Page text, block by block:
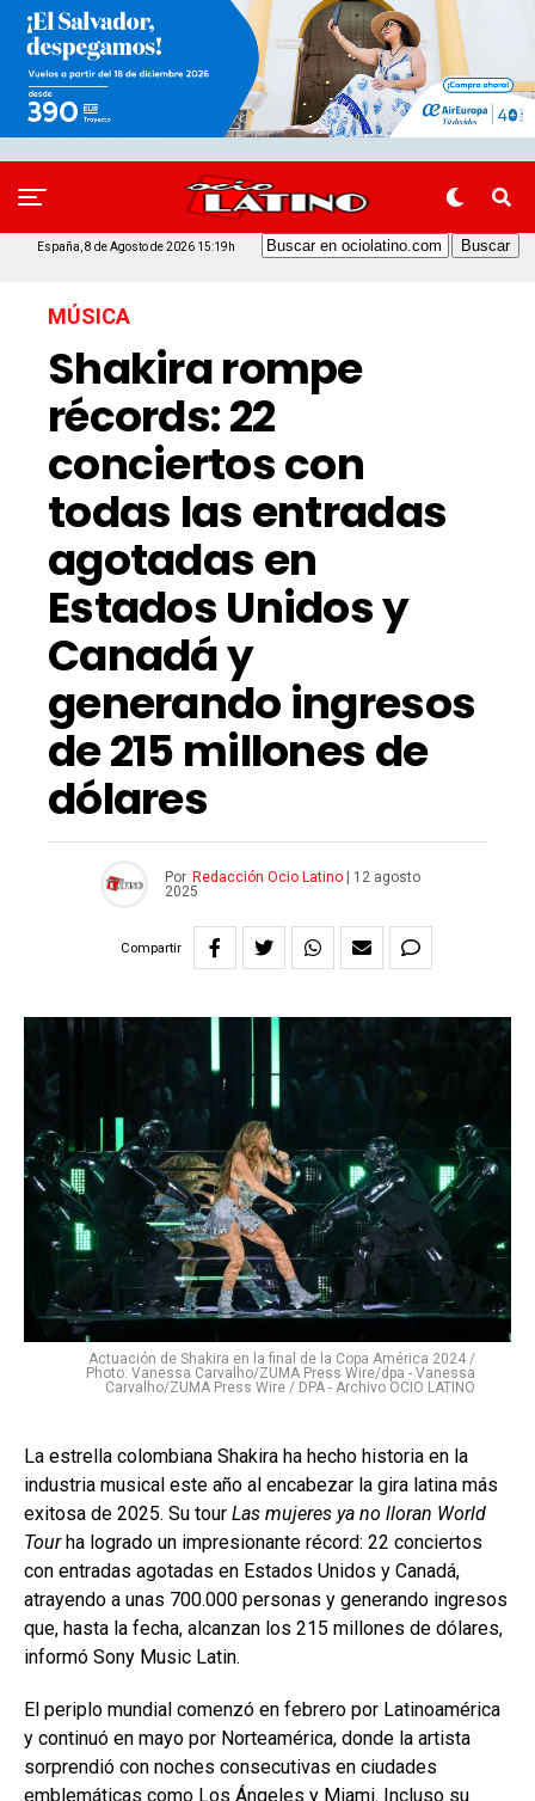
España, 8 de Agosto de 2026 15:19h
MÚSICA
Shakira rompe
récords: 22
conciertos con
todas las entradas
agotadas en
Estados Unidos y
Canadá y
generando ingresos
de 215 millones de
dólares
Por Redacción Ocio Latino|
12 agosto
2025
Compartir
Actuación de Shakira en la final de la Copa América 2024 /
Photo: Vanessa Carvalho/ZUMA Press Wire/dpa - Vanessa
Carvalho/ZUMA Press Wire / DPA - Archivo OCIO LATINO
La estrella colombiana Shakira ha hecho historia en la
industria musical este año al encabezar la gira latina más
exitosa de 2025. Su tour Las mujeres ya no lloran World
Tourha logrado un impresionante récord: 22 conciertos
con entradas agotadas en Estados Unidos y Canadá,
atrayendo a unas 700.000 personas y generando ingresos
que, hasta la fecha, alcanzan los 215 millones de dólares,
informó Sony Music Latin.
El periplo mundial comenzó en febrero por Latinoamérica
y continuó en mayo por Norteamérica, donde la artista
sorprendió con noches consecutivas en ciudades
emblemáticas como Los Ángeles y Miami. Incluso su